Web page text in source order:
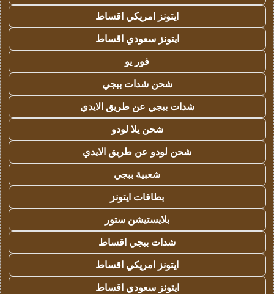
ايتونز امريكي اقساط
ايتونز سعودي اقساط
فور يو
شحن شدات ببجي
شدات ببجي عن طريق الايدي
شحن يلا لودو
شحن لودو عن طريق الايدي
شعبية ببجي
بطاقات ايتونز
بلايستيشن ستور
شدات ببجي اقساط
ايتونز امريكي اقساط
ايتونز سعودي اقساط